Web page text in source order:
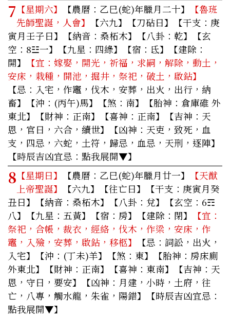
7 【星期六】 【農曆：乙巳(蛇)年臘月二十】
【魯班
先師聖誕，人會】
【六九】【刀砧日】【干支：庚
寅月壬子日】【納音：桑柘木】【八卦：乾】【玄
空：8☳一】【九星：四綠】【宿：氐】【建除：
開】
【宜：嫁娶，開光，祈福，求嗣，解除，動土，
安床，栽種，開池，掘井，祭祀，破土，啟鉆】
【忌：入宅，作竈，伐木，安葬，出火，出行，納
畜】【沖：(丙午)馬】【煞：南】【胎神：倉庫碓 外
東北】【財神：正南】【喜神：正南】【吉神：天
恩，官日，六合，續世】【凶神：天吏，致死，血
支，四忌，六蛇，土符，歸忌，血忌，天刑，逐陣】
【時辰吉凶宜忌：點我展開▼】
8 【星期日】 【農曆：乙巳(蛇)年臘月廿一】
【天猷
上帝聖誕】
【六九】【往亡日】【干支：庚寅月癸
丑日】【納音：桑柘木】【八卦：兌】【玄空：6☶
八】【九星：五黃】【宿：房】【建除：閉】
【宜：
祭祀，合帳，裁衣，經絡，伐木，作梁，安床，作
竈，入殮，安葬，啟鉆，移柩】
【忌：詞訟，出火，
入宅】【沖：(丁未)羊】【煞：東】【胎神：房床廁
外東北】【財神：正南】【喜神：東南】【吉神：天
恩，守日，要安】【凶神：月建，小時，土府，往
亡，八專，觸水龍，朱雀，陽錯】
【時辰吉凶宜忌：
點我展開▼】